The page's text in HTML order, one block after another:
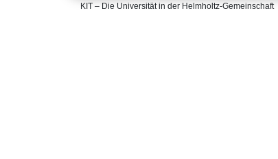
KIT – Die Universität in der Helmholtz-Gemeinschaft